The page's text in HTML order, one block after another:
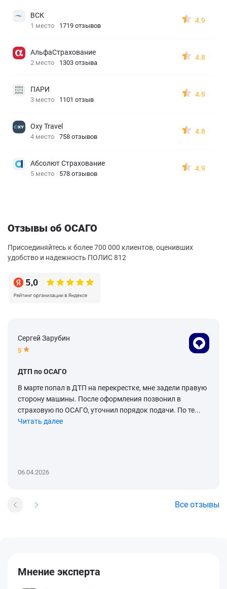
ВСК
1 место 1719 отзывов
4.9
АльфаСтрахование
2 место 1303 отзыва
4.8
ПАРИ
3 место 1101 отзыв
4.9
Oxy Travel
4 место 758 отзывов
4.8
Абсолют Страхование
5 место 578 отзывов
4.9
Отзывы об ОСАГО
Присоединяйтесь к более 700 000 клиентов, оценивших
удобство и надежность ПОЛИС 812
Сергей Зарубин
5
ДТП по ОСАГО
В марте попал в ДТП на перекрестке, мне задели правую
сторону машины. После оформления позвонил в
страховую по ОСАГО, уточнил порядок подачи. По те...
Читать далее
06.04.2026
Все отзывы
Мнение эксперта